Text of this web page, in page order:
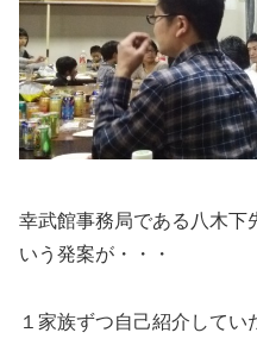
幸武館事務局である八木下
いう発案が・・・
１家族ずつ自己紹介してい